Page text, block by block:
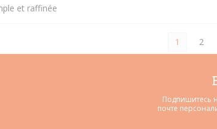
et raffinée
1 2
Подпишитесь
почте